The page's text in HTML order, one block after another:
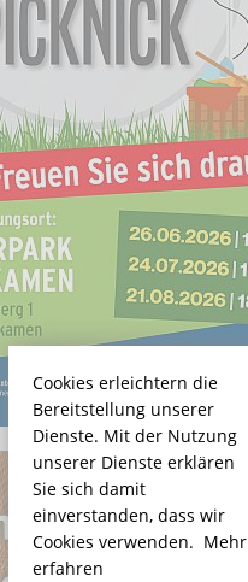
Cookies erleichtern die
Bereitstellung unserer
Dienste. Mit der Nutzung
unserer Dienste erklären
Sie sich damit
einverstanden, dass wir
Cookies verwenden. Mehr
erfahren